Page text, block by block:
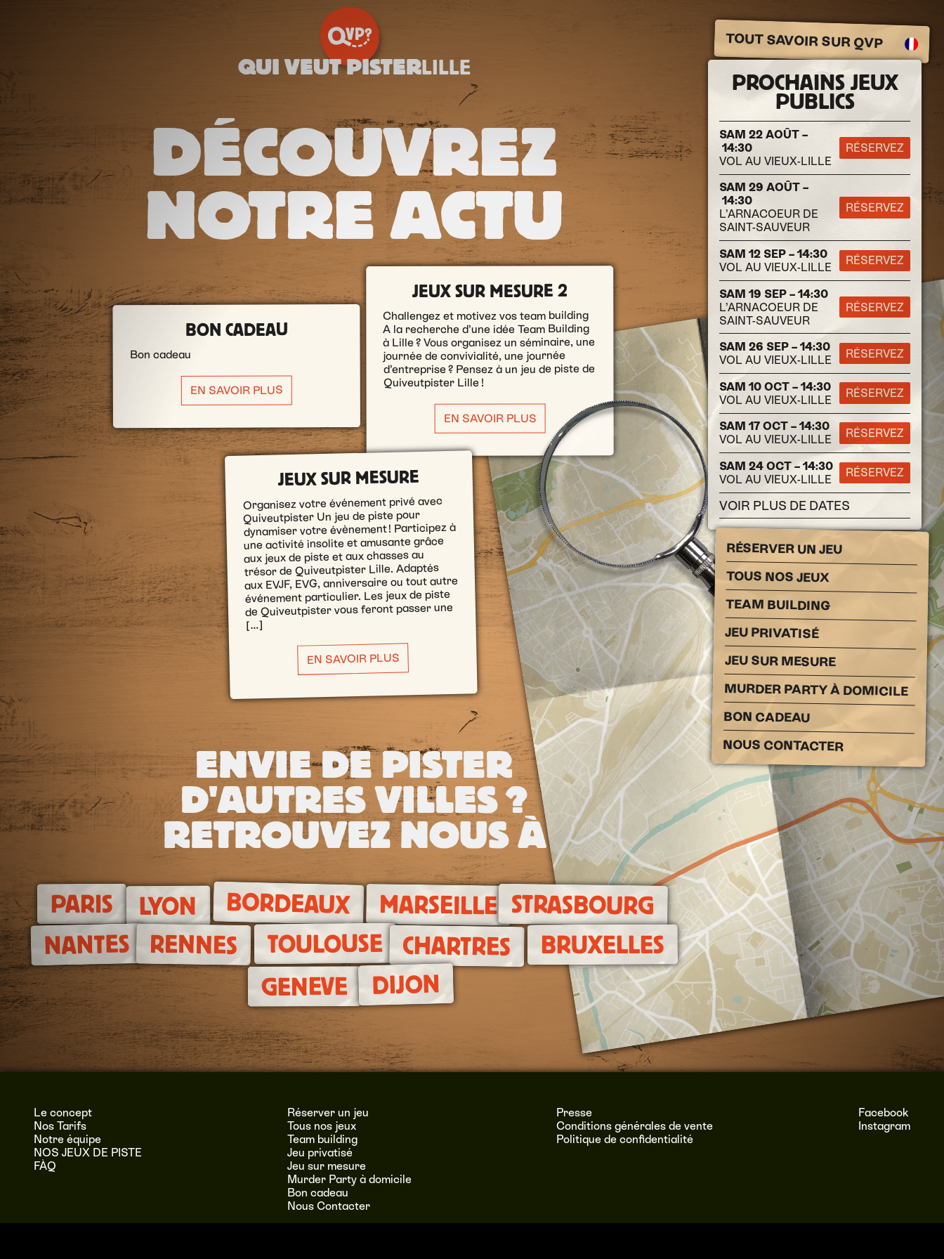
QUI VEUT PISTERLILLE
TOUT SAVOIR SUR QVP
PROCHAINS JEUX
PUBLICS
SAM 22 AOÛT –
14:30
VOL AU VIEUX-LILLE
RÉSERVEZ
SAM 29 AOÛT –
14:30
L’ARNACOEUR DE
SAINT-SAUVEUR
RÉSERVEZ
SAM 12 SEP – 14:30
VOL AU VIEUX-LILLE
RÉSERVEZ
SAM 19 SEP – 14:30
L’ARNACOEUR DE
SAINT-SAUVEUR
RÉSERVEZ
SAM 26 SEP – 14:30
VOL AU VIEUX-LILLE
RÉSERVEZ
SAM 10 OCT – 14:30
VOL AU VIEUX-LILLE
RÉSERVEZ
SAM 17 OCT – 14:30
VOL AU VIEUX-LILLE
RÉSERVEZ
SAM 24 OCT – 14:30
VOL AU VIEUX-LILLE
RÉSERVEZ
VOIR PLUS DE DATES
RÉSERVER UN JEU
TOUS NOS JEUX
TEAM BUILDING
JEU PRIVATISÉ
JEU SUR MESURE
MURDER PARTY À DOMICILE
BON CADEAU
NOUS CONTACTER
DÉCOUVREZ
NOTRE ACTU
BON CADEAU
Bon cadeau
EN SAVOIR PLUS
JEUX SUR MESURE 2
Challengez et motivez vos team building
A la recherche d’une idée Team Building
à Lille ? Vous organisez un séminaire, une
journée de convivialité, une journée
d’entreprise ? Pensez à un jeu de piste de
Quiveutpister Lille !
EN SAVOIR PLUS
JEUX SUR MESURE
Organisez votre événement privé avec
Quiveutpister Un jeu de piste pour
dynamiser votre évènement ! Participez à
une activité insolite et amusante grâce
aux jeux de piste et aux chasses au
trésor de Quiveutpister Lille. Adaptés
aux EVJF, EVG, anniversaire ou tout autre
événement particulier. Les jeux de piste
de Quiveutpister vous feront passer une
[…]
EN SAVOIR PLUS
ENVIE DE PISTER
D'AUTRES VILLES ?
RETROUVEZ NOUS À
PARIS LYON BORDEAUX MARSEILLE STRASBOURG
NANTES RENNES TOULOUSE CHARTRES BRUXELLES
GENEVE DIJON
Le concept
Nos Tarifs
Notre équipe
NOS JEUX DE PISTE
FÀQ
Réserver un jeu
Tous nos jeux
Team building
Jeu privatisé
Jeu sur mesure
Murder Party à domicile
Bon cadeau
Nous Contacter
Presse
Conditions générales de vente
Politique de confidentialité
Facebook
Instagram